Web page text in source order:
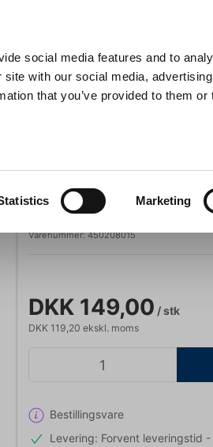
social media features and to
with our social media,
that you’ve provided to them or
Marketing
Søg
Skål Ø 15cm
Varenummer:450208015
DKK 149,00 / stk
DKK 119,20 ekskl. moms
Bestillingsvare
Levering: Forvent leveringstid -